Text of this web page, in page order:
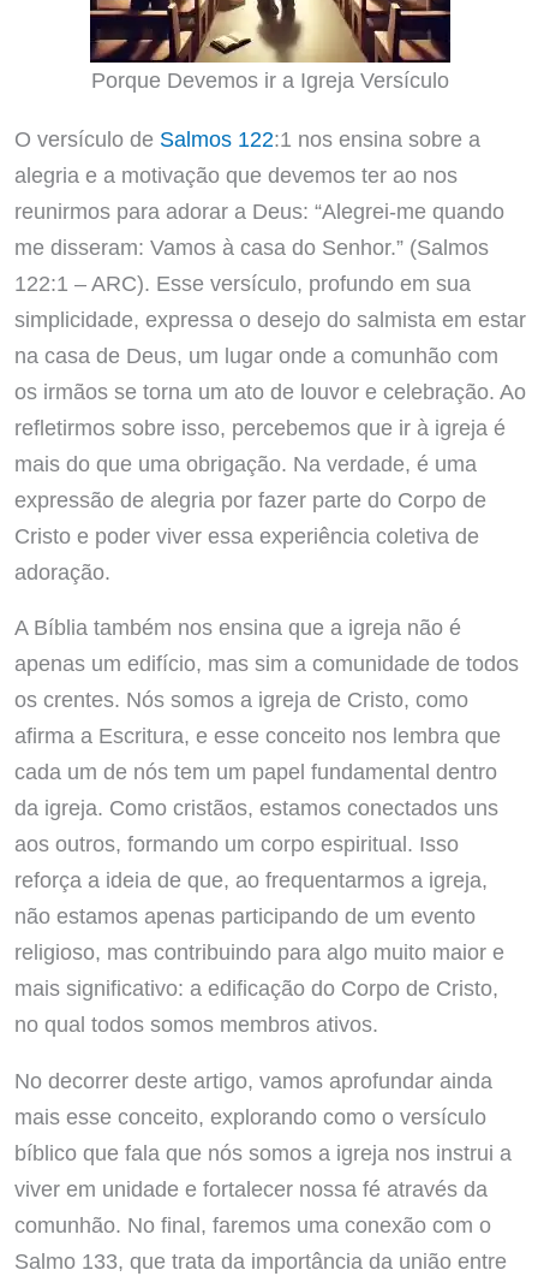
Porque Devemos ir a Igreja Versículo
O versículo de Salmos 122:1 nos ensina sobre a
alegria e a motivação que devemos ter ao nos
reunirmos para adorar a Deus: “Alegrei-me quando
me disseram: Vamos à casa do Senhor.” (Salmos
122:1 – ARC). Esse versículo, profundo em sua
simplicidade, expressa o desejo do salmista em estar
na casa de Deus, um lugar onde a comunhão com
os irmãos se torna um ato de louvor e celebração. Ao
refletirmos sobre isso, percebemos que ir à igreja é
mais do que uma obrigação. Na verdade, é uma
expressão de alegria por fazer parte do Corpo de
Cristo e poder viver essa experiência coletiva de
adoração.
A Bíblia também nos ensina que a igreja não é
apenas um edifício, mas sim a comunidade de todos
os crentes. Nós somos a igreja de Cristo, como
afirma a Escritura, e esse conceito nos lembra que
cada um de nós tem um papel fundamental dentro
da igreja. Como cristãos, estamos conectados uns
aos outros, formando um corpo espiritual. Isso
reforça a ideia de que, ao frequentarmos a igreja,
não estamos apenas participando de um evento
religioso, mas contribuindo para algo muito maior e
mais significativo: a edificação do Corpo de Cristo,
no qual todos somos membros ativos.
No decorrer deste artigo, vamos aprofundar ainda
mais esse conceito, explorando como o versículo
bíblico que fala que nós somos a igreja nos instrui a
viver em unidade e fortalecer nossa fé através da
comunhão. No final, faremos uma conexão com o
Salmo 133, que trata da importância da união entre